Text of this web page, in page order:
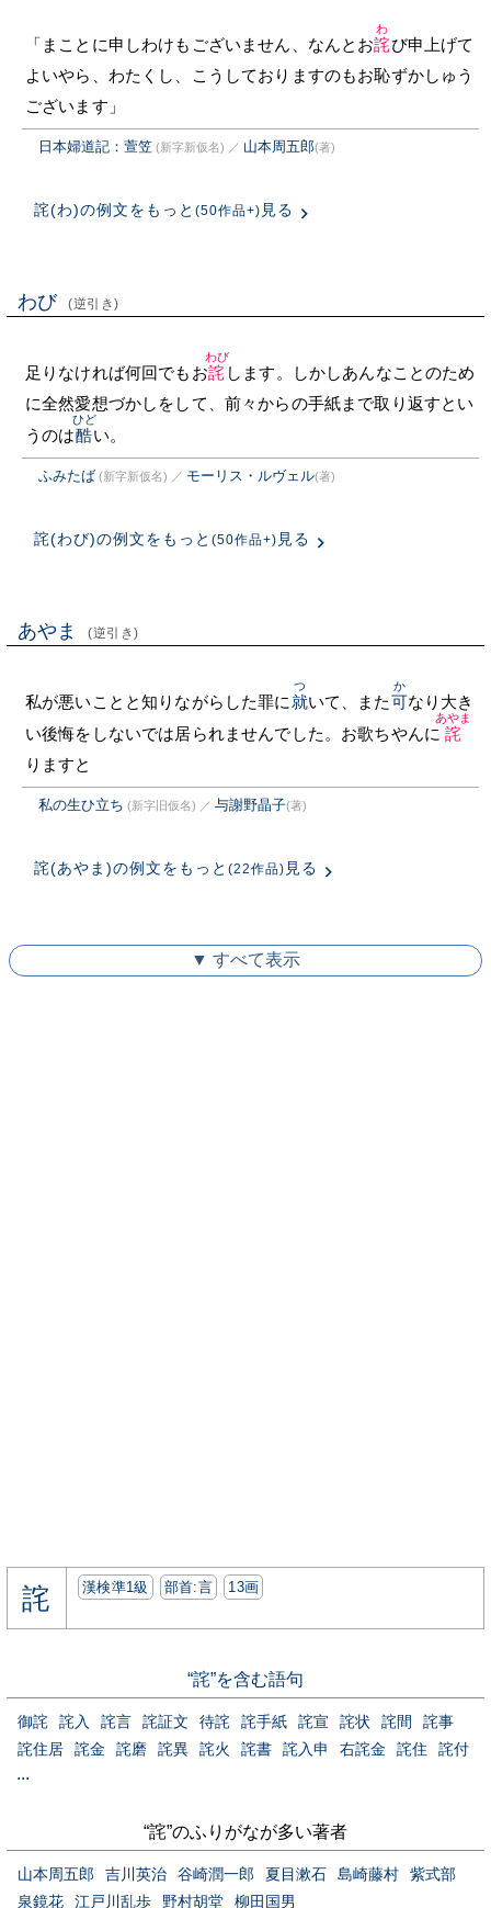
「まことに申しわけもございません、なんとお詫
わ
び申上げて
よいやら、わたくし、こうしておりますのもお恥ずかしゅう
ございます」
日本婦道記：萱笠 (新字新仮名) ／ 山本周五郎(著)
詫(わ)の例文をもっと (50作品+) 見る
わび (逆引き)
足りなければ何回でもお詫
わび
します。しかしあんなことのため
に全然愛想づかしをして、前々からの手紙まで取り返すとい
うのは酷
ひど
い。
ふみたば (新字新仮名) ／ モーリス・ルヴェル(著)
詫(わび)の例文をもっと (50作品+) 見る
あやま (逆引き)
私が悪いことと知りながらした罪に就
つ
いて、また可
か
なり大き
い後悔をしないでは居られませんでした。お歌ちやんに 詫
あやま
りますと
私の生ひ立ち (新字旧仮名) ／ 与謝野晶子(著)
詫(あやま)の例文をもっと (22作品) 見る
▼ すべて表示
詫 漢検準1級 部首:⾔ 13画
“詫”を含む語句
御詫 詫入 詫言 詫証文 待詫 詫手紙 詫宣 詫状 詫間
詫事
詫住居
詫金 詫磨 詫異 詫火 詫書 詫入申 右詫金 詫住 詫付
...
“詫”のふりがなが多い著者
山本周五郎 吉川英治 谷崎潤一郎 夏目漱石 島崎藤村
紫式部
泉鏡花
江戸川乱歩 野村胡堂 柳田国男